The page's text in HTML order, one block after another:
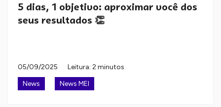
5 dias, 1 objetivo: aproximar você dos
seus resultados 👏
05/09/2025
Leitura: 2 minutos
News
News MEI